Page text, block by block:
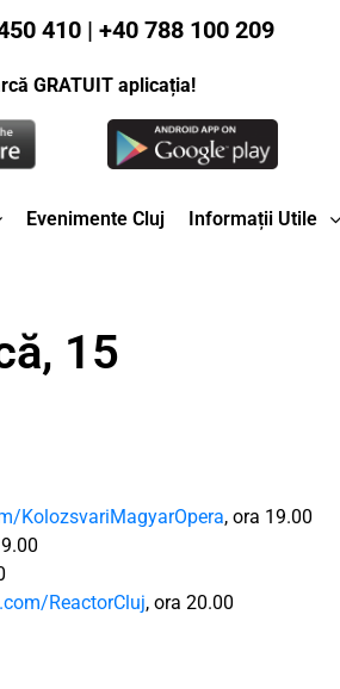
410 | +40 788 100 209
GRATUIT aplicația!
Evenimente Cluj Informații Utile
15
KolozsvariMagyarOpera, ora 19.00
ReactorCluj, ora 20.00